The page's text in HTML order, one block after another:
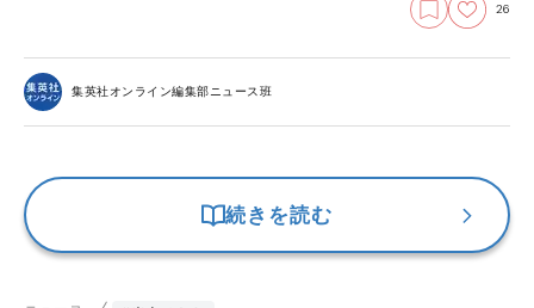
26
集英社オンライン編集部ニュース班
続きを読む